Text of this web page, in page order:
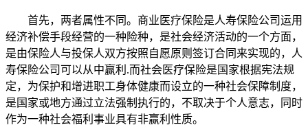
首先，两者属性不同。商业医疗保险是人寿保险公司运用
经济补偿手段经营的一种险种，是社会经济活动的一个方面，
是由保险人与投保人双方按照自愿原则签订合同来实现的，人
寿保险公司可以从中赢利.而社会医疗保险是国家根据宪法规
定，为保护和增进职工身体健康而设立的一种社会保障制度，
是国家或地方通过立法强制执行的，不取决于个人意志，同时
作为一种社会福利事业具有非赢利性质。